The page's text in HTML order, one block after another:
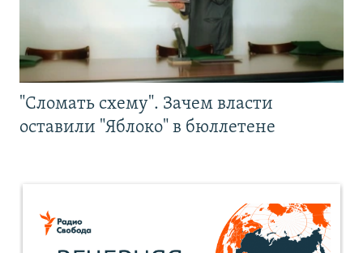
"Сломать схему". Зачем власти
оставили "Яблоко" в бюллетене